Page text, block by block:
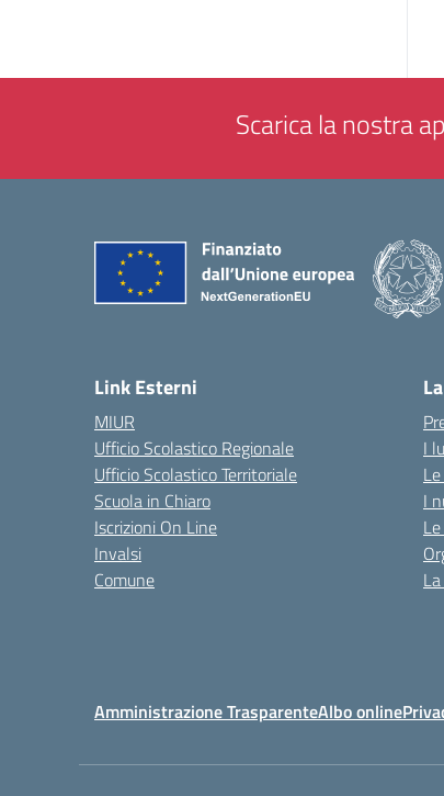
Scarica la nostra
Link Esterni
MIUR
Ufficio Scolastico Regionale
Ufficio Scolastico Territoriale
Scuola in Chiaro
Iscrizioni On Line
Invalsi
Comune
I
I
Amministrazione TrasparenteAlbo online